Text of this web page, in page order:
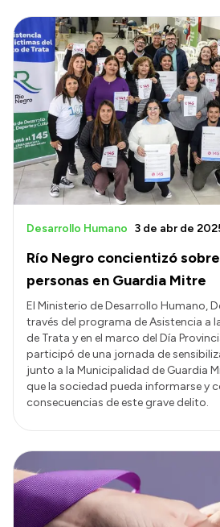
Río Negro concientizó
personas en Guardia Mitre
Desarrollo Humano 3 de abr de
El Ministerio de Desarrollo Humano,
través del programa de Asistencia a
de Trata y en el marco del Día
participó de una jornada de
junto a la Municipalidad de Guardia
que la sociedad pueda informarse y
consecuencias de este grave delito.